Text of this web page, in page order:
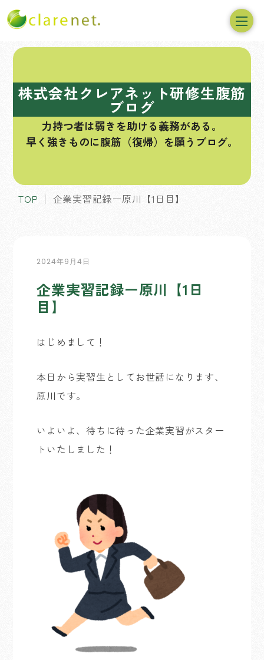
株式会社クレアネット研修生腹筋
ブログ
力持つ者は弱きを助ける義務がある。
早く強きものに腹筋（復帰）を願うブログ。
TOP 企業実習記録ー原川【1日目】
2024年9月4日
企業実習記録ー原川【1日
目】
はじめまして！
本日から実習生としてお世話になります、
原川です。
いよいよ、待ちに待った企業実習がスター
トいたしました！